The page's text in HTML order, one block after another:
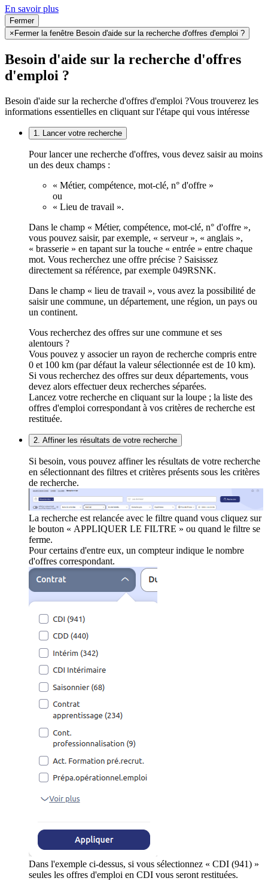
En savoir plus
Fermer
× Fermer la fenêtre Besoin d'aide sur la recherche d'offres d'emploi ?
Besoin d'aide sur la recherche d'offres
d'emploi ?
Besoin d'aide sur la recherche d'offres d'emploi ?Vous trouverez les
informations essentielles en cliquant sur l'étape qui vous intéresse
1. Lancer votre recherche
Pour lancer une recherche d'offres, vous devez saisir au moins
un des deux champs :
« Métier, compétence, mot-clé, n° d'offre »
ou
« Lieu de travail ».
Dans le champ « Métier, compétence, mot-clé, n° d'offre »,
vous pouvez saisir, par exemple, « serveur », « anglais »,
« brasserie » en tapant sur la touche « entrée » entre chaque
mot. Vous recherchez une offre précise ? Saisissez
directement sa référence, par exemple 049RSNK.
Dans le champ « lieu de travail », vous avez la possibilité de
saisir une commune, un département, une région, un pays ou
un continent.
Vous recherchez des offres sur une commune et ses
alentours ?
Vous pouvez y associer un rayon de recherche compris entre
0 et 100 km (par défaut la valeur sélectionnée est de 10 km).
Si vous recherchez des offres sur deux départements, vous
devez alors effectuer deux recherches séparées.
Lancez votre recherche en cliquant sur la loupe ; la liste des
offres d'emploi correspondant à vos critères de recherche est
restituée.
2. Affiner les résultats de votre recherche
Si besoin, vous pouvez affiner les résultats de votre recherche
en sélectionnant des filtres et critères présents sous les critères
de recherche.
La recherche est relancée avec le filtre quand vous cliquez sur
le bouton « APPLIQUER LE FILTRE » ou quand le filtre se
ferme.
Pour certains d'entre eux, un compteur indique le nombre
d'offres correspondant.
Dans l'exemple ci-dessus, si vous sélectionnez « CDI (941) »
seules les offres d'emploi en CDI vous seront restituées.